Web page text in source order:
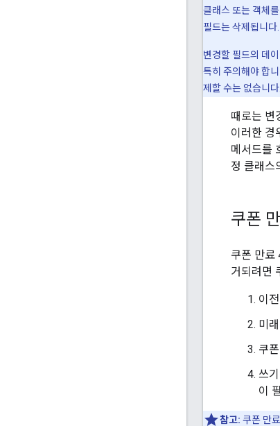
클래스 또는 객체
필드는 삭제됩니다.
변경할 필드의 데
특히 주의해야 합
제할 수는 없습니다.
때로는 변
이러한 경
메서드를
정 클래스
쿠폰
쿠폰 만료
거되려면
이
미
쿠
쓰
이
참고: 쿠폰 만